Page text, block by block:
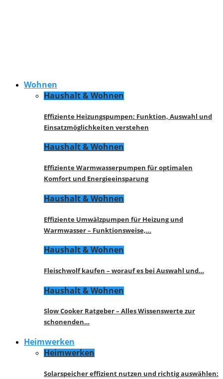
Wohnen
Haushalt & Wohnen
Effiziente Heizungspumpen: Funktion, Auswahl und
Einsatzmöglichkeiten verstehen
Haushalt & Wohnen
Effiziente Warmwasserpumpen für optimalen
Komfort und Energieeinsparung
Haushalt & Wohnen
Effiziente Umwälzpumpen für Heizung und
Warmwasser – Funktionsweise,…
Haushalt & Wohnen
Fleischwolf kaufen – worauf es bei Auswahl und…
Haushalt & Wohnen
Slow Cooker Ratgeber – Alles Wissenswerte zur
schonenden…
Heimwerken
Heimwerken
Solarspeicher effizient nutzen und richtig auswählen: